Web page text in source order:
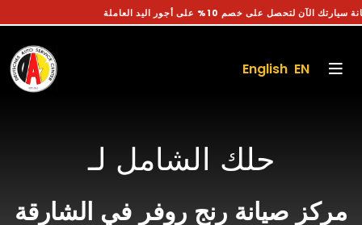
صيانة سيارتك الآن لتحصل على خصم 10% على أجور اليد العاملة
English EN
حلك الشامل لـ
مركز صيانة رنج روفر في الشارقة